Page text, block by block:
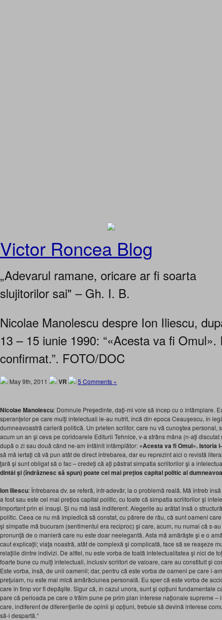
Victor Roncea Blog
„Adevarul ramane, oricare ar fi soarta
slujitorilor sai" – Gh. I. B.
Nicolae Manolescu despre Ion Iliescu,
13 – 15 iunie 1990: “«Acesta va fi Omul».
confirmat.”. FOTO/DOC
May 9th, 2011 VR 5 Comments »
Nicolae Manolescu: Domnule Preşedinte, daţi-mi voie să încep cu o întâmplare.
speranţelor pe care mulţi intelectuali le-au nutrit, încă din epoca Ceauşescu, în
dumneavoastră carieră politică. Un prieten scriitor, care nu vă cunoştea personal,
acum un an şi ceva pe coridoarele Editurii Tehnice, v-a strâns mâna (n-aţi
după o zi sau două când ne-am întâlnit întâmplător: «Acesta va fi Omul». Istoria
să mă iertaţi că vă pun atât de direct întrebarea, dar eu reprezint aici o revistă
ţară şi sunt obligat să o fac – credeţi că aţi păstrat simpatia scriitorilor şi a
dintâi şi (îndrăznesc să spun) poate cel mai preţios capital politic al
Ion Iliescu: Întrebarea dv. se referă, într-adevăr, la o problemă reală. Mă întreb
a fost sau este cel mai preţios capital politic, cu toate că simpatia scriitorilor şi
important prin el însuşi. Şi nu mă lasă indiferent. Alegerile au arătat însă o
politic. Ceea ce nu mă împiedică să constat, cu părere de rău, că sunt oameni
şi simpatie mă bucuram (sentimentul era reciproc) şi care, acum, nu numai că s-
pronunţă de o manieră care nu este doar neelegantă. Asta mă amărăşte şi e o
caut explicaţii; viaţa noastră, atât de complexă şi complicată, face să se reaşeze
relaţiile dintre indivizi. De altfel, nu este vorba de toată intelectualitatea şi nici de
foarte bune cu mulţi intelectuali, inclusiv scriitori de valoare, care au constituit şi
Este vorba, însă, de unii oamenii; dar, pentru că este vorba de oameni pe care i-
preţuiam, nu este mai mică amărăciunea personală. Eu sper că este vorba de
care în timp vor fi depăşite. Sigur că, în cazul unora, sunt şi opţiuni fundamentale
pare că perioada pe care o trăim pune pe prim plan interese naţionale supreme –
care, indiferent de diferenţierile de opinii şi opţiuni, trebuie să devină interese
să-i despartă.“